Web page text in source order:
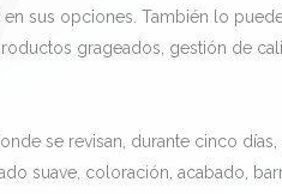
sus opciones. También lo
grageados, gestión de
se revisan, durante cinco días,
suave, coloración, acabado,